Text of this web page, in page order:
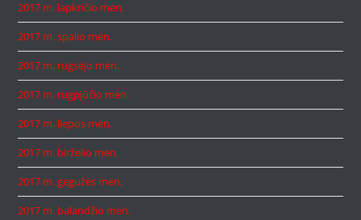
2017 m. lapkričio mėn.
2017 m. spalio mėn.
2017 m. rugsėjo mėn.
2017 m. rugpjūčio mėn.
2017 m. liepos mėn.
2017 m. birželio mėn.
2017 m. gegužės mėn.
2017 m. balandžio mėn.